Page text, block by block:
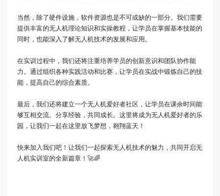
当然，除了硬件设施，软件资源也是不可或缺的一部分。我们需要
提供丰富的无人机理论知识和实操教程，让学员在掌握基本技能的
同时，也能深入了解无人机技术的发展和应用。
在实训过程中，我们还将注重培养学员的创新意识和团队协作能
力。通过组织各种实践活动和比赛，让学员在实战中锻炼自己的技
能，提高自己的综合素质。
最后，我们还将建立一个无人机爱好者社区，让学员在课余时间能
够互相交流、分享经验，共同成长。这里将成为无人机爱好者的乐
园，让我们一起在这里放飞梦想，翱翔蓝天！
快来加入我们吧！让我们一起探索无人机技术的魅力，共同开启无
人机实训室的全新篇章！🚀🌈